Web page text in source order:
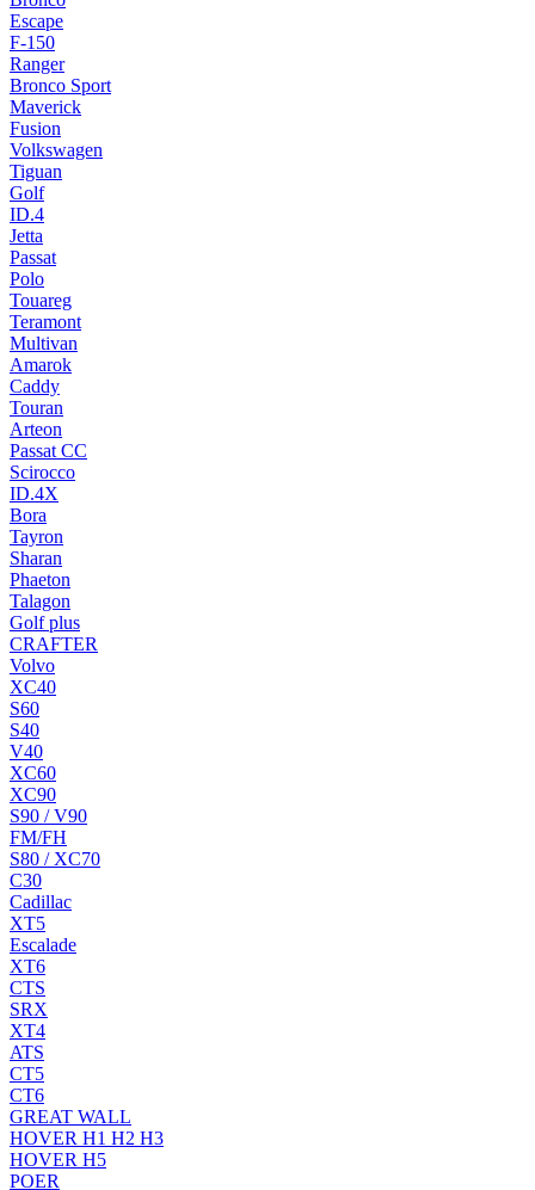
Escape
F-150
Ranger
Bronco Sport
Maverick
Fusion
Volkswagen
Tiguan
Golf
ID.4
Jetta
Passat
Polo
Touareg
Teramont
Multivan
Amarok
Caddy
Touran
Arteon
Passat CC
Scirocco
ID.4X
Bora
Tayron
Sharan
Phaeton
Talagon
Golf plus
CRAFTER
Volvo
XC40
S60
S40
V40
XC60
XC90
S90 / V90
FM/FH
S80 / XC70
C30
Cadillac
XT5
Escalade
XT6
CTS
SRX
XT4
ATS
CT5
CT6
GREAT WALL
HOVER H1 H2 H3
HOVER H5
POER